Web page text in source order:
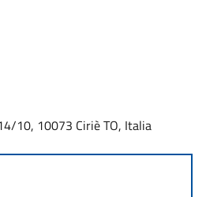
10, 10073 Ciriè TO, Italia